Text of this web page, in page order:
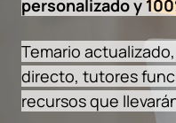
personalizadoy
Temario
directo, tutores
recursos que